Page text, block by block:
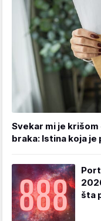
Svekar mi je
braka: Istina koja je
šta